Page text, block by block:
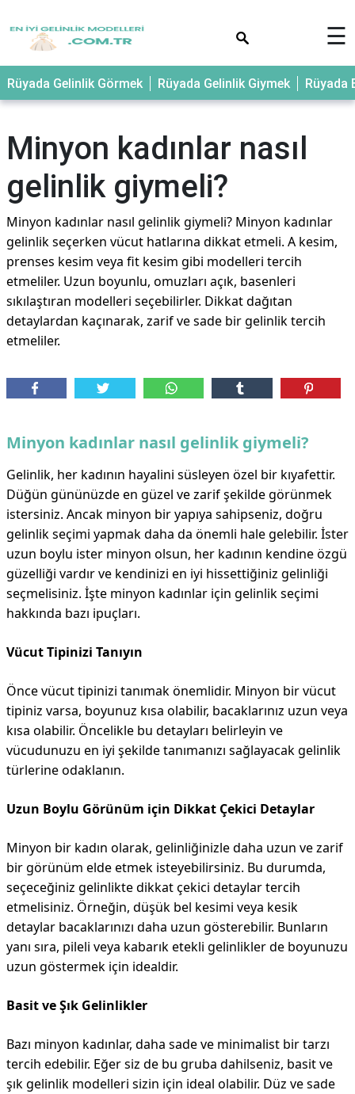
☰
Rüyada Gelinlik Görmek Rüyada Gelinlik Giymek Rüyada
Minyon kadınlar nasıl
gelinlik giymeli?
Minyon kadınlar nasıl gelinlik giymeli? Minyon kadınlar
gelinlik seçerken vücut hatlarına dikkat etmeli. A kesim,
prenses kesim veya fit kesim gibi modelleri tercih
etmeliler. Uzun boyunlu, omuzları açık, basenleri
sıkılaştıran modelleri seçebilirler. Dikkat dağıtan
detaylardan kaçınarak, zarif ve sade bir gelinlik tercih
etmeliler.
Minyon kadınlar nasıl gelinlik giymeli?
Gelinlik, her kadının hayalini süsleyen özel bir kıyafettir.
Düğün gününüzde en güzel ve zarif şekilde görünmek
istersiniz. Ancak minyon bir yapıya sahipseniz, doğru
gelinlik seçimi yapmak daha da önemli hale gelebilir. İster
uzun boylu ister minyon olsun, her kadının kendine özgü
güzelliği vardır ve kendinizi en iyi hissettiğiniz gelinliği
seçmelisiniz. İşte minyon kadınlar için gelinlik seçimi
hakkında bazı ipuçları.
Vücut Tipinizi Tanıyın
Önce vücut tipinizi tanımak önemlidir. Minyon bir vücut
tipiniz varsa, boyunuz kısa olabilir, bacaklarınız uzun veya
kısa olabilir. Öncelikle bu detayları belirleyin ve
vücudunuzu en iyi şekilde tanımanızı sağlayacak gelinlik
türlerine odaklanın.
Uzun Boylu Görünüm için Dikkat Çekici Detaylar
Minyon bir kadın olarak, gelinliğinizle daha uzun ve zarif
bir görünüm elde etmek isteyebilirsiniz. Bu durumda,
seçeceğiniz gelinlikte dikkat çekici detaylar tercih
etmelisiniz. Örneğin, düşük bel kesimi veya kesik
detaylar bacaklarınızı daha uzun gösterebilir. Bunların
yanı sıra, pileli veya kabarık etekli gelinlikler de boyunuzu
uzun göstermek için idealdir.
Basit ve Şık Gelinlikler
Bazı minyon kadınlar, daha sade ve minimalist bir tarzı
tercih edebilir. Eğer siz de bu gruba dahilseniz, basit ve
şık gelinlik modelleri sizin için ideal olabilir. Düz ve sade